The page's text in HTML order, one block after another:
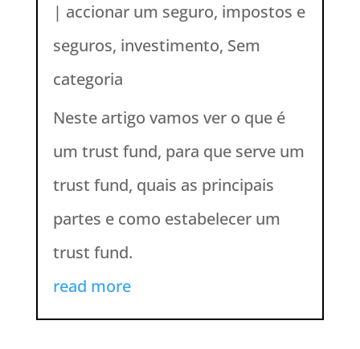
| accionar um seguro, impostos e
seguros, investimento, Sem
categoria
Neste artigo vamos ver o que é
um trust fund, para que serve um
trust fund, quais as principais
partes e como estabelecer um
trust fund.
read more